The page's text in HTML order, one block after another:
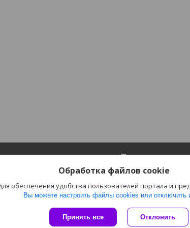
Полезное
Каталог
Отзывы
Сайт создан на платформе Deal.by
Политика обработки файлов cookies
Обработка файлов cookie
обеспечения удобства пользователей портала и
Вы можете настроить файлы cookies или отключить
Принять все Отклонить